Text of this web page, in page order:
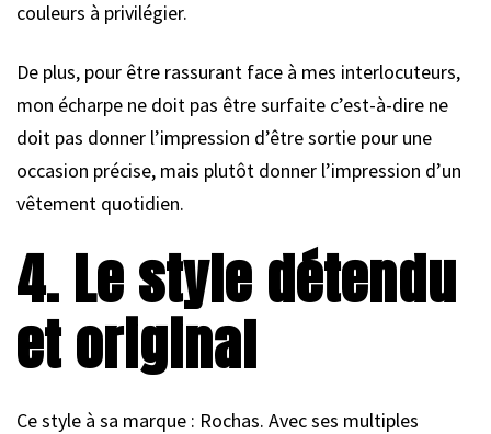
couleurs à privilégier.
De plus, pour être rassurant face à mes interlocuteurs,
mon écharpe ne doit pas être surfaite c’est-à-dire ne
doit pas donner l’impression d’être sortie pour une
occasion précise, mais plutôt donner l’impression d’un
vêtement quotidien.
4. Le style détendu
et original
Ce style à sa marque : Rochas. Avec ses multiples